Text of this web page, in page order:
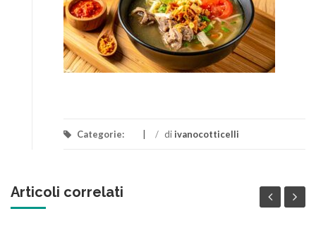
Categorie: / di ivanocotticelli
Articoli correlati